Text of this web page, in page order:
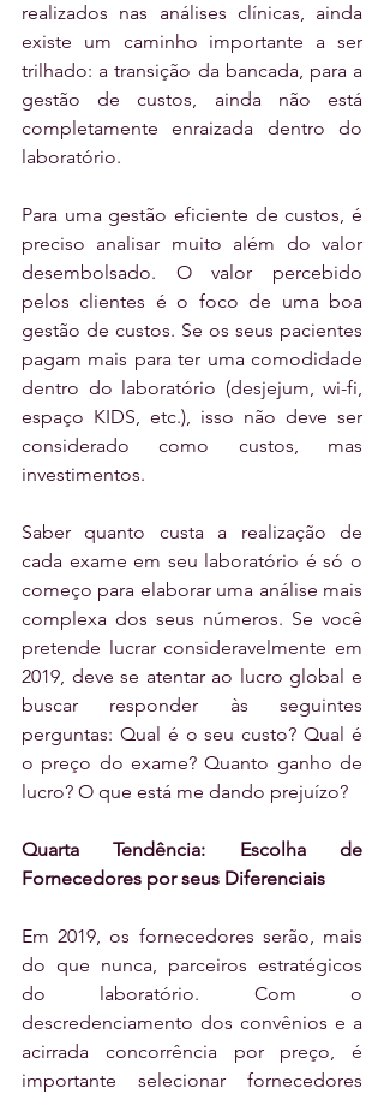
realizados nas análises clínicas, ainda
existe um caminho importante a ser
trilhado: a transição da bancada, para a
gestão de custos, ainda não está
completamente enraizada dentro do
laboratório.
Para uma gestão eficiente de custos, é
preciso analisar muito além do valor
desembolsado. O valor percebido
pelos clientes é o foco de uma boa
gestão de custos. Se os seus pacientes
pagam mais para ter uma comodidade
dentro do laboratório (desjejum, wi-fi,
espaço KIDS, etc.), isso não deve ser
considerado como custos, mas
investimentos.
Saber quanto custa a realização de
cada exame em seu laboratório é só o
começo para elaborar uma análise mais
complexa dos seus números. Se você
pretende lucrar consideravelmente em
2019, deve se atentar ao lucro global e
buscar responder às seguintes
perguntas: Qual é o seu custo? Qual é
o preço do exame? Quanto ganho de
lucro? O que está me dando prejuízo?
Quarta Tendência: Escolha de
Fornecedores por seus Diferenciais
Em 2019, os fornecedores serão, mais
do que nunca, parceiros estratégicos
do laboratório. Com o
descredenciamento dos convênios e a
acirrada concorrência por preço, é
importante selecionar fornecedores